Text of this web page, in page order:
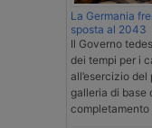
La Germania
sposta al 2043
Il Governo
dei tempi per i
all’esercizio
galleria di base